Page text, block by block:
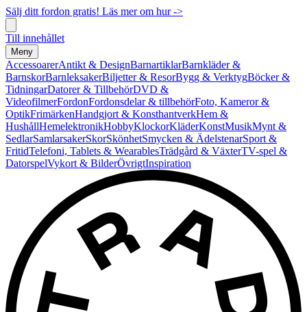
Sälj ditt fordon gratis! Läs mer om hur ->
Till innehållet
Meny
AccessoarerAntikt & DesignBarnartiklarBarnkläder &
BarnskorBarnleksakerBiljetter & ResorBygg & VerktygBöcker &
TidningarDatorer & TillbehörDVD &
VideofilmerFordonFordonsdelar & tillbehörFoto, Kameror &
OptikFrimärkenHandgjort & KonsthantverkHem &
HushållHemelektronikHobbyKlockorKläderKonstMusikMynt &
SedlarSamlarsakerSkorSkönhetSmycken & ÄdelstenarSport &
FritidTelefoni, Tablets & WearablesTrädgård & VäxterTV-spel &
DatorspelVykort & BilderÖvrigtInspiration